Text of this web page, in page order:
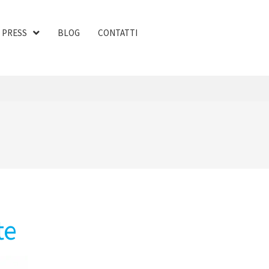
PRESS BLOG CONTATTI